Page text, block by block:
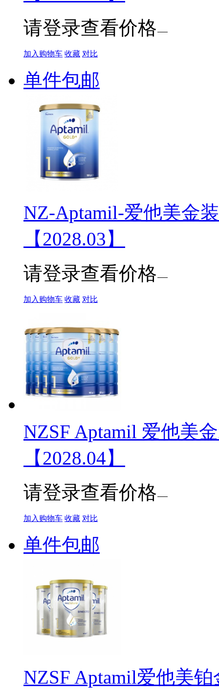
请登录查看价格
加入购物车 收藏 对比
单件包邮
NZ-Aptamil-爱他美金
【2028.03】
请登录查看价格
加入购物车 收藏 对比
NZSF Aptamil 爱他美
【2028.04】
请登录查看价格
加入购物车 收藏 对比
单件包邮
NZSF Aptamil爱他美